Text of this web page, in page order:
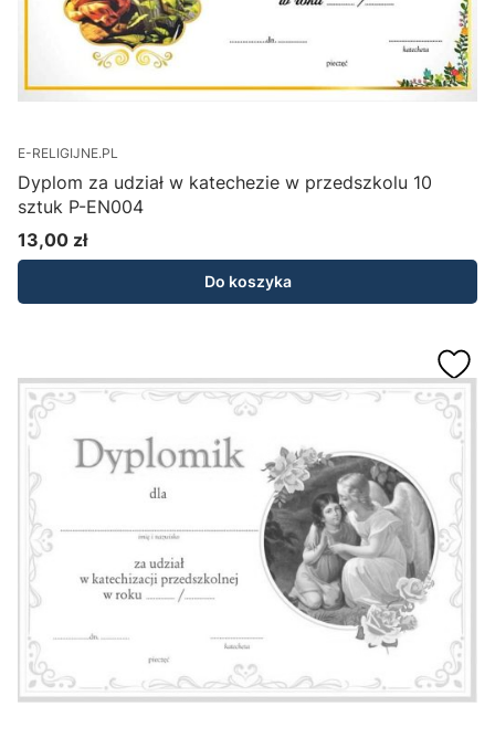
E-RELIGIJNE.PL
Dyplom za udział w katechezie w przedszkolu 10
sztuk P-EN004
Cena
13,00 zł
Do koszyka